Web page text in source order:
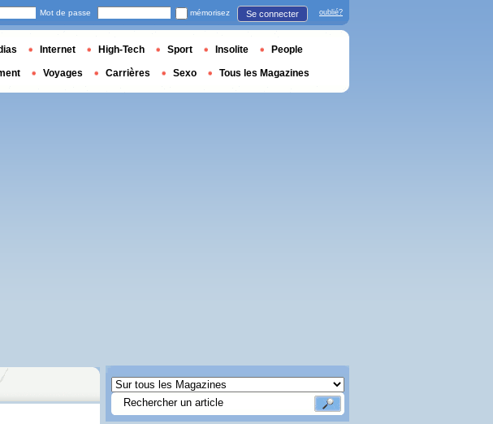
Mot de passe mémorisez Se connecter oublié?
Internet High-Tech Sport Insolite People
Voyages Carrières Sexo Tous les Magazines